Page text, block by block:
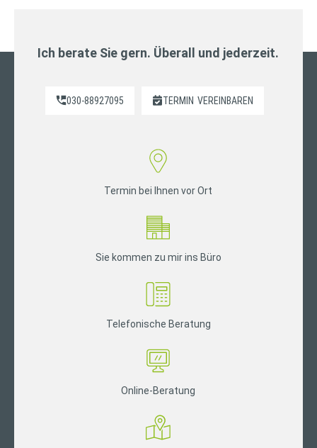
Ich berate Sie gern. Überall und jederzeit.
030-88927095 TERMIN VEREINBAREN
Termin bei Ihnen vor Ort
Sie kommen zu mir ins Büro
Telefonische Beratung
Online-Beratung